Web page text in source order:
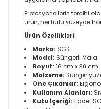
Profesyonellerin tercihi
ürün, her türlü yüzeyde
Ürün Özellikleri
Marka: SGS
Model: Süngerli Mala
Boyut: 16 cm x 30 cm
Malzeme: Sünger
Öne Çıkanlar:
Kullanım Alanları:
Kutu İçeriği: 1 adet